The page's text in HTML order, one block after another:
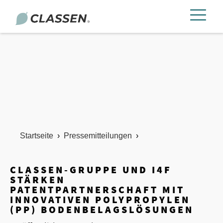
Startseite › Pressemitteilungen ›
CLASSEN-GRUPPE UND I4F
STÄRKEN
PATENTPARTNERSCHAFT MIT
INNOVATIVEN POLYPROPYLEN
(PP) BODENBELAGSLÖSUNGEN